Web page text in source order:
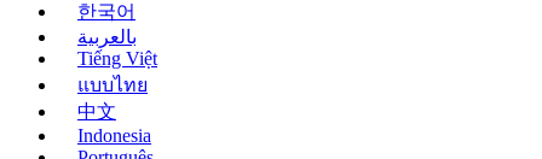
한국어
بالعربية
Tiếng Việt
แบบไทย
中文
Indonesia